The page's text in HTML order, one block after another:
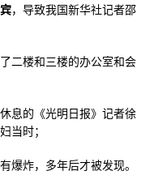
，导致我国新华社记者邵
二楼和三楼的办公室和会
息的《光明日报》记者徐
当时；
爆炸，多年后才被发现。